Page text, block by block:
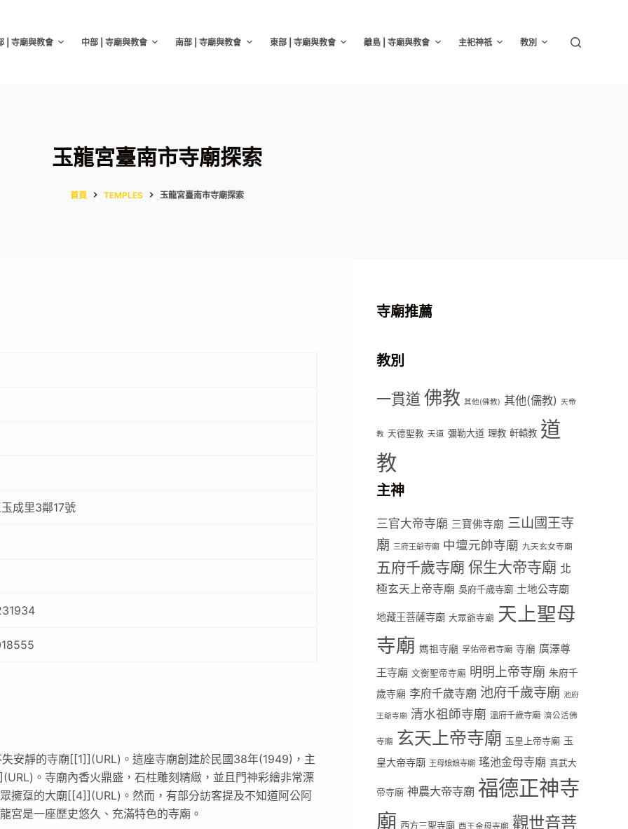
| 寺廟與教會 中部 | 寺廟與教會 南部 | 寺廟與教會 東部 | 寺廟與教會 離島 | 寺廟與教會 主祀神祇 教別
玉龍宮臺南市寺廟探索
首頁 TEMPLES 玉龍宮臺南市寺廟探索
成里3鄰17號
安靜的寺廟[[1]](URL)。這座寺廟創建於民國38年(1949)，主
。寺廟內香火鼎盛，石柱雕刻精緻，並且門神彩繪非常漂
擁趸的大廟[[4]](URL)。然而，有部分訪客提及不知道阿公阿
宮是一座歷史悠久、充滿特色的寺廟。
寺廟推薦
教別
一貫道 佛教 其他(佛教) 其他(儒教) 天帝
教 天德聖教 天道 彌勒大道 理教 軒轅教 道
教
主神
三官大帝寺廟 三寶佛寺廟 三山國王寺
廟 三府王爺寺廟 中壇元帥寺廟 九天玄女寺廟
五府千歲寺廟 保生大帝寺廟 北
極玄天上帝寺廟 吳府千歲寺廟 土地公寺廟
地藏王菩薩寺廟 大眾爺寺廟 天上聖母
寺廟 媽祖寺廟 孚佑帝君寺廟 寺廟 廣澤尊
王寺廟 文衡聖帝寺廟 明明上帝寺廟 朱府千
歲寺廟 李府千歲寺廟 池府千歲寺廟 池府
王爺寺廟 清水祖師寺廟 溫府千歲寺廟 濟公活佛
寺廟 玄天上帝寺廟 玉皇上帝寺廟 玉
皇大帝寺廟 王母娘娘寺廟 瑤池金母寺廟 真武大
帝寺廟 神農大帝寺廟 福德正神寺
廟 西方三聖寺廟 西王金母寺廟 觀世音菩